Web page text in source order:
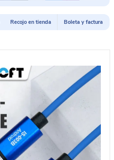
Recojo en tienda Boleta y factura